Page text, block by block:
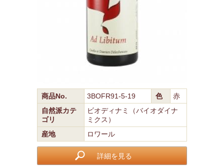
商品No. 3BOFR91-5-19 色
赤
自然派カテ
ゴリ
ビオディナミ（バイオダイナ
ミクス）
産地
ロワール
詳細を見る